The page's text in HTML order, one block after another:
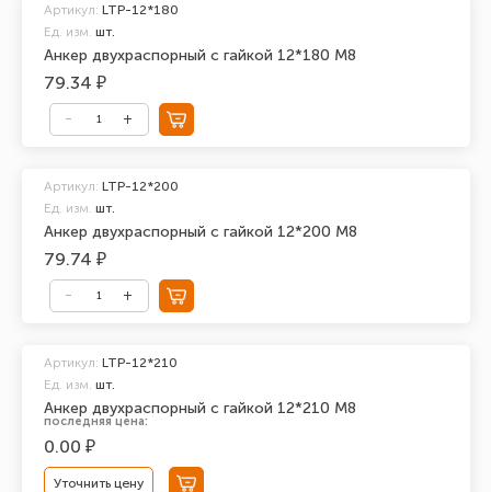
Анкер двухраспорный с гайкой 12*180 М8
Артикул: LTP-12*180
Ед. изм. шт.
79.34 ₽
Анкер двухраспорный с гайкой 12*200 М8
Артикул: LTP-12*200
Ед. изм. шт.
79.74 ₽
Анкер двухраспорный с гайкой 12*210 М8
Артикул: LTP-12*210
Ед. изм. шт.
последняя цена:
0.00 ₽
Уточнить цену